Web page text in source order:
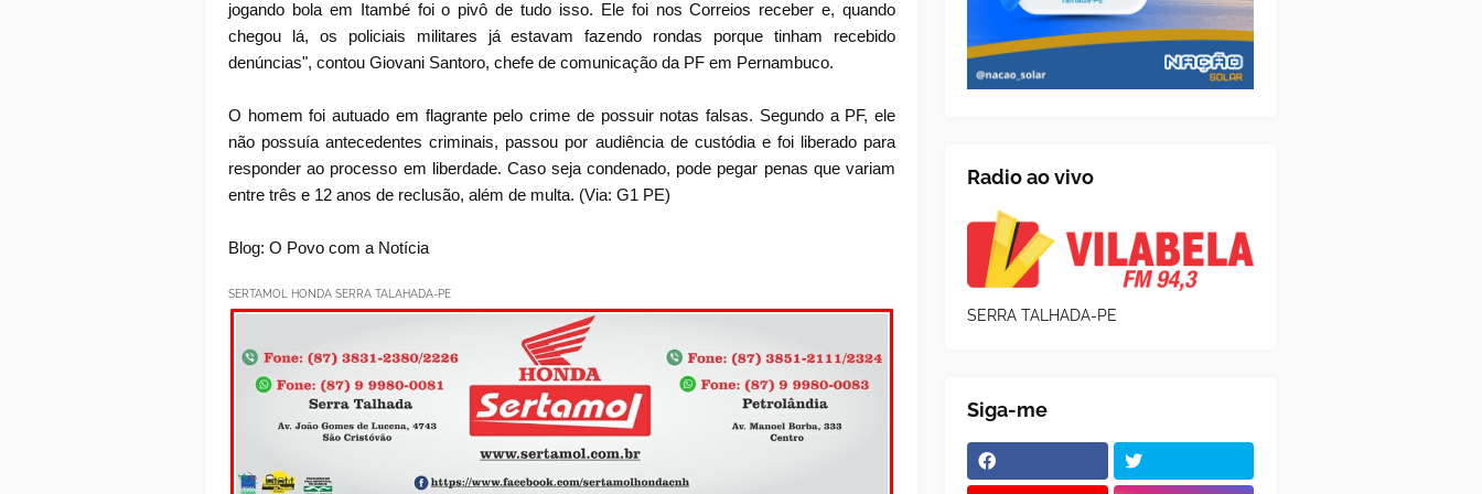
jogando bola em Itambé foi o pivô de tudo isso. Ele foi nos Correios receber e, quando
chegou lá, os policiais militares já estavam fazendo rondas porque tinham recebido
denúncias", contou Giovani Santoro, chefe de comunicação da PF em Pernambuco.
O homem foi autuado em flagrante pelo crime de possuir notas falsas. Segundo a PF, ele
não possuía antecedentes criminais, passou por audiência de custódia e foi liberado para
responder ao processo em liberdade. Caso seja condenado, pode pegar penas que variam
entre três e 12 anos de reclusão, além de multa. (Via: G1 PE)
Blog: O Povo com a Notícia
SERTAMOL HONDA SERRA TALAHADA-PE
Radio ao vivo
SERRA TALHADA-PE
Siga-me